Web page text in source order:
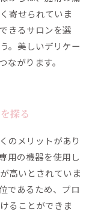
寄せられていま
きるサロンを選
。美しいデリケー
ながります。
探る
のメリットがあり
用の機器を使用し
高いとされていま
であるため、プロ
ることができま